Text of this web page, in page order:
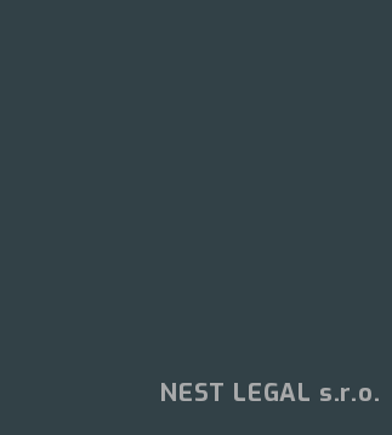
NEST LEGAL s.r.o.